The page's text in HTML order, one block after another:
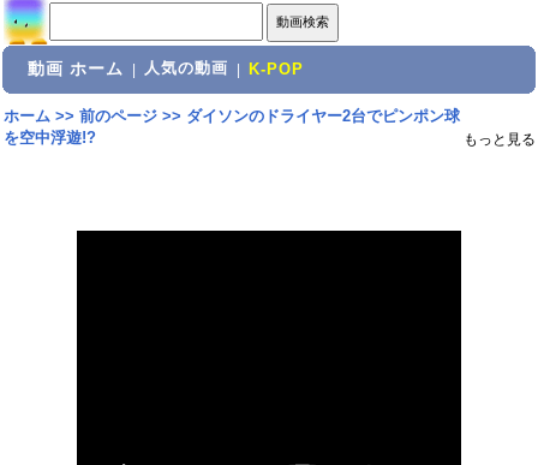
動画 ホーム 人気の動画 K-POP
ホーム>> 前のページ>> ダイソンのドライヤー2台でピンポン球
を空中浮遊!?
もっと見る